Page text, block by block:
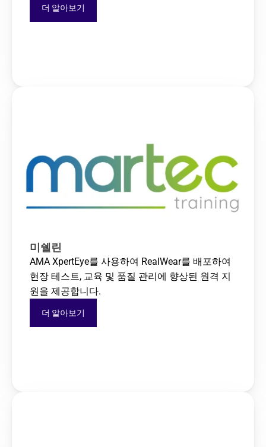
더 알아보기
미쉘린
AMA XpertEye를 사용하여 RealWear를 배포하여
현장 테스트, 교육 및 품질 관리에 향상된 원격 지
원을 제공합니다.
더 알아보기